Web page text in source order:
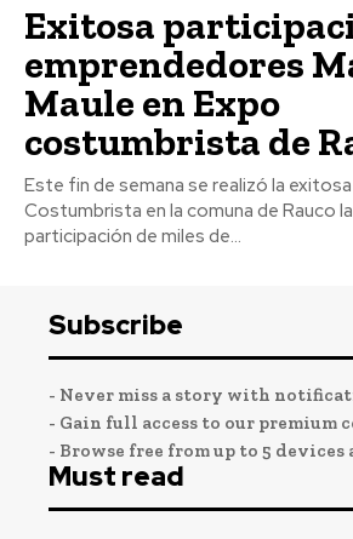
Exitosa
emprendedores
Maule en Expo
costumbrista de
Este fin de semana se realizó la
Costumbrista en la comuna de Rauco
participación de miles de...
Subscribe
- Never miss a story with
- Gain full access to our premium
- Browse free from up to 5 devices
Must read